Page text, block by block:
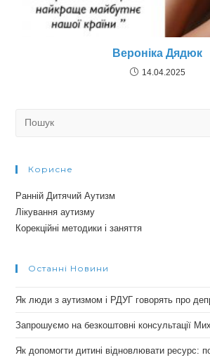
Вероніка Дядюк
14.04.2025
Корисне
Ранній Дитячий Аутизм
Лікування аутизму
Корекційні методики і заняття
Останні Новини
Як люди з аутизмом і РДУГ говорять про
Запрошуємо на безкоштовні консультації
Як допомогти дитині відновлювати ресурс: